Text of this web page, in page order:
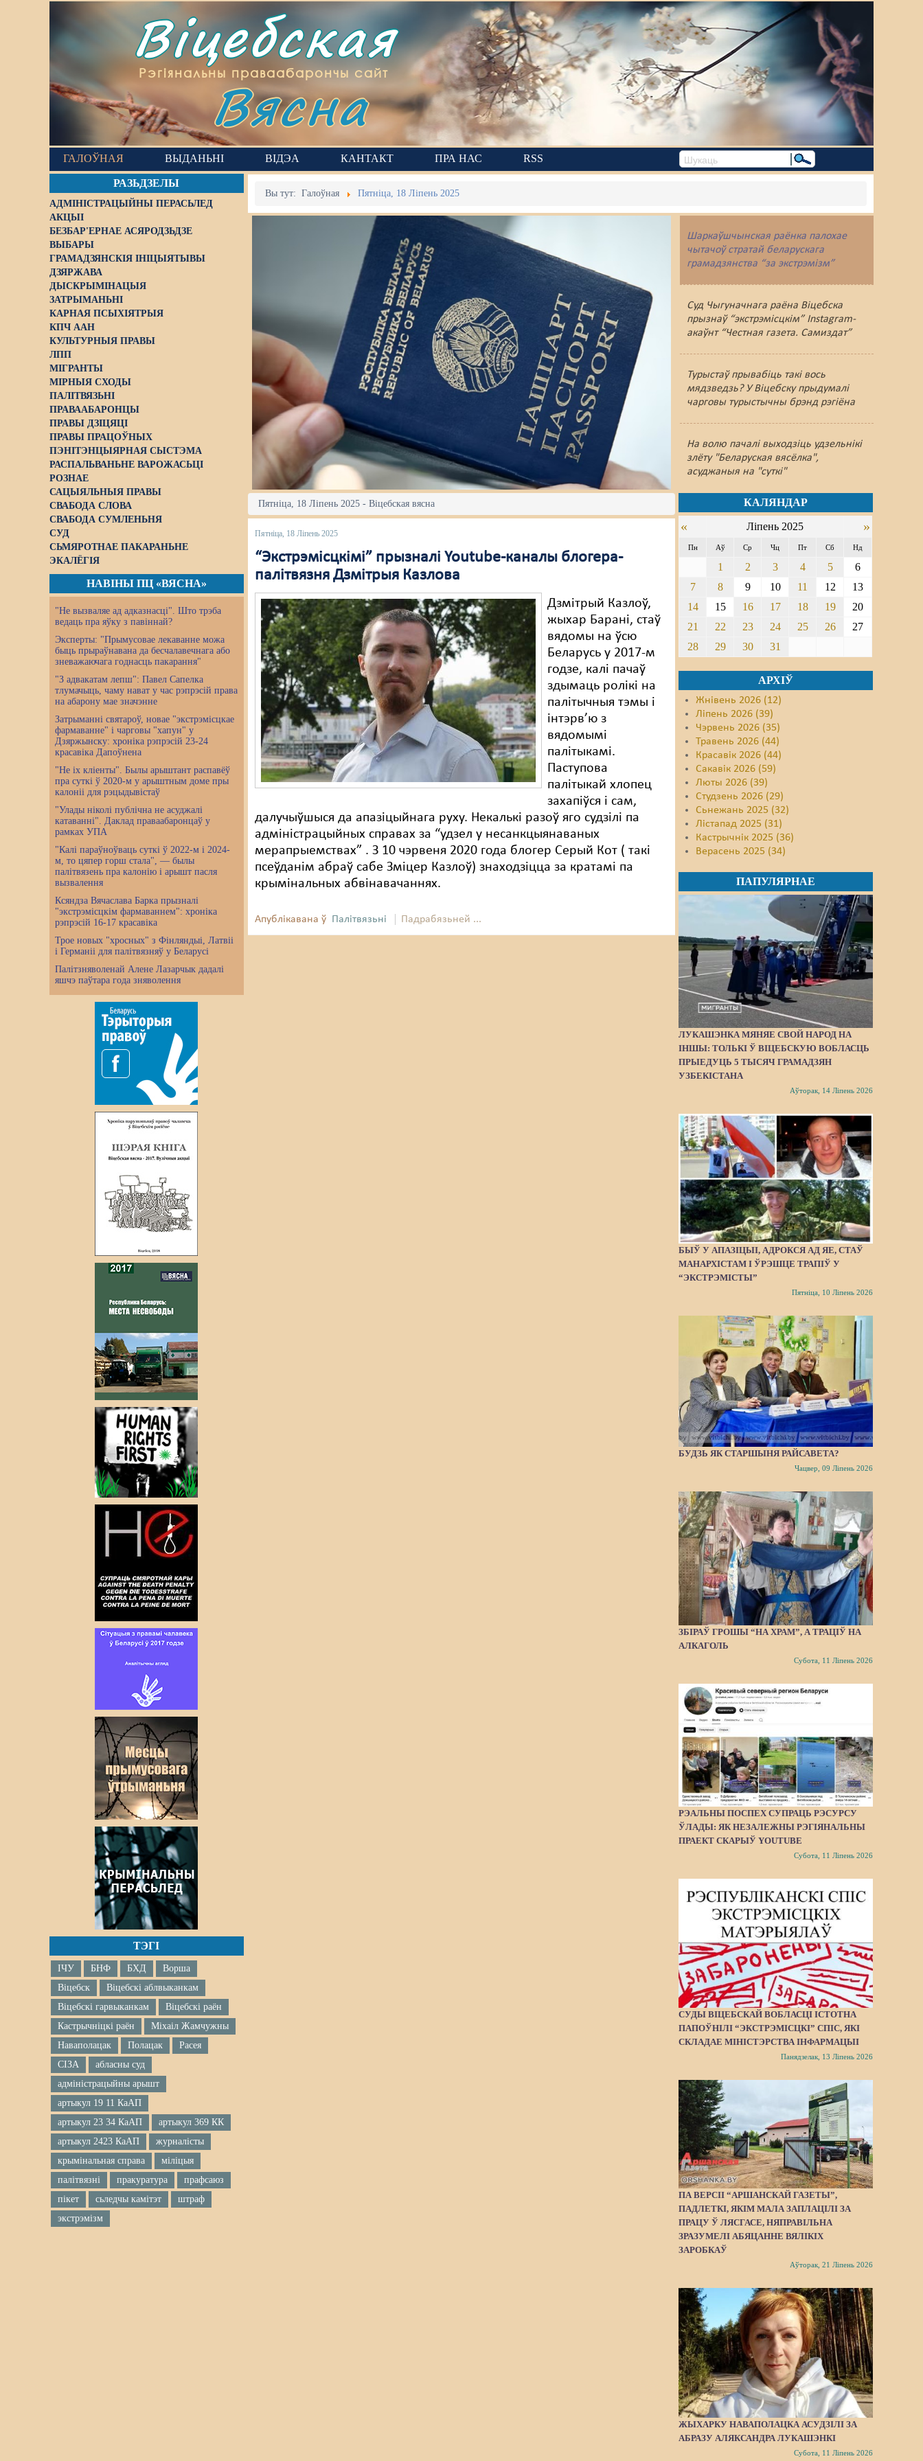
Віцебская
Рэгіянальны праваабарончы сайт
Вясна
ГАЛОЎНАЯ ВЫДАНЬНІ ВІДЭА КАНТАКТ ПРА НАС RSS
РАЗЬДЗЕЛЫ
АДМІНІСТРАЦЫЙНЫ ПЕРАСЬЛЕД
АКЦЫІ
БЕЗБАР'ЕРНАЕ АСЯРОДЗЬДЗЕ
ВЫБАРЫ
ГРАМАДЗЯНСКІЯ ІНІЦЫЯТЫВЫ
ДЗЯРЖАВА
ДЫСКРЫМІНАЦЫЯ
ЗАТРЫМАНЬНІ
КАРНАЯ ПСЫХІЯТРЫЯ
КПЧ ААН
КУЛЬТУРНЫЯ ПРАВЫ
ЛПП
МІГРАНТЫ
МІРНЫЯ СХОДЫ
ПАЛІТВЯЗЬНІ
ПРАВААБАРОНЦЫ
ПРАВЫ ДЗІЦЯЦІ
ПРАВЫ ПРАЦОЎНЫХ
ПЭНІТЭНЦЫЯРНАЯ СЫСТЭМА
РАСПАЛЬВАНЬНЕ ВАРОЖАСЬЦІ
РОЗНАЕ
САЦЫЯЛЬНЫЯ ПРАВЫ
СВАБОДА СЛОВА
СВАБОДА СУМЛЕНЬНЯ
СУД
СЬМЯРОТНАЕ ПАКАРАНЬНЕ
ЭКАЛЁГІЯ
НАВІНЫ ПЦ «ВЯСНА»
"Не вызваляе ад адказнасці". Што трэба
ведаць пра яўку з павіннай?
Эксперты: "Прымусовае лекаванне можа
быць прыраўнавана да бесчалавечнага або
зневажаючага годнасць пакарання"
"З адвакатам лепш": Павел Сапелка
тлумачыць, чаму нават у час рэпрэсій права
на абарону мае значэнне
Затрыманні святароў, новае "экстрэмісцкае
фармаванне" і чарговы "хапун" у
Дзяржынску: хроніка рэпрэсій 23-24
красавіка Дапоўнена
"Не іх кліенты". Былы арыштант распавёў
пра суткі ў 2020-м у арыштным доме пры
калоніі для рэцыдывістаў
"Улады ніколі публічна не асуджалі
катаванні". Даклад праваабаронцаў у
рамках УПА
"Калі параўноўваць суткі ў 2022-м і 2024-
м, то цяпер горш стала", — былы
палітвязень пра калонію і арышт пасля
вызвалення
Ксяндза Вячаслава Барка прызналі
"экстрэмісцкім фармаваннем": хроніка
рэпрэсій 16-17 красавіка
Трое новых "хросных" з Фінляндыі, Латвіі
і Германіі для палітвязняў у Беларусі
Палітзняволенай Алене Лазарчык дадалі
яшчэ паўтара года зняволення
ТЭГІ
ІЧУ БНФ БХД
Ворша
Віцебск
Віцебскі аблвыканкам
Віцебскі гарвыканкам
Віцебскі раён
Кастрычніцкі раён
Міхаіл Жамчужны
Наваполацак
Полацак
Расея
СІЗА
абласны суд
адміністрацыйны арышт
артыкул 19 11 КаАП
артыкул 23 34 КаАП
артыкул 369 КК
артыкул 2423 КаАП
журналісты
крымінальная справа
міліцыя
палітвязні
пракуратура
прафсаюз
пікет
сьледчы камітэт
штраф
экстрэмізм
Вы тут:Галоўная Пятніца, 18 Ліпень 2025
Шаркаўшчынская раёнка палохае
чытачоў стратай беларускага
грамадзянства “за экстрэмізм”
Суд Чыгуначнага раёна Віцебска
прызнаў “экстрэмісцкім” Instagram-
акаўнт “Честная газета. Самиздат”
Турыстаў прывабіць такі вось
мядзведзь? У Віцебску прыдумалі
чарговы турыстычны брэнд рэгіёна
На волю пачалі выходзіць удзельнікі
злёту "Беларуская вясёлка",
асуджаныя на "суткі"
Пятніца, 18 Ліпень 2025 - Віцебская вясна
Пятніца, 18 Ліпень 2025
“Экстрэмісцкімі” прызналі Youtube-каналы блогера-
палітвязня Дзмітрыя Казлова
Дзмітрый Казлоў,
жыхар Барані, стаў
вядомы на ўсю
Беларусь у 2017-м
годзе, калі пачаў
здымаць ролікі на
палітычныя тэмы і
інтэрв’ю з
вядомымі
палітыкамі.
Паступова
палітыкай хлопец
захапіўся і сам,
далучыўшыся да апазіцыйнага руху. Некалькі разоў яго судзілі па
адміністрацыйных справах за “удзел у несанкцыянаваных
мерапрыемствах” . З 10 чэрвеня 2020 года блогер Серый Кот ( такі
псеўданім абраў сабе Зміцер Казлоў) знаходзіцца за кратамі па
крымінальных абвінавачаннях.
Апублікавана ў Палітвязьні Падрабязьней ...
КАЛЯНДАР
« Ліпень 2025 »
Пн Аў Ср Чц Пт Сб Нд
1 2 3 4 5
6
7
8 9 10 11 12
13
14
15 16 17 18 19
20
21
22 23 24 25 26
27
28
29 30 31
АРХІЎ
Жнівень 2026 (12)
Ліпень 2026 (39)
Чэрвень 2026 (35)
Травень 2026 (44)
Красавік 2026 (44)
Сакавік 2026 (59)
Люты 2026 (39)
Студзень 2026 (29)
Сьнежань 2025 (32)
Лістапад 2025 (31)
Кастрычнік 2025 (36)
Верасень 2025 (34)
ПАПУЛЯРНАЕ
ЛУКАШЭНКА МЯНЯЕ СВОЙ НАРОД НА
ІНШЫ: ТОЛЬКІ Ў ВІЦЕБСКУЮ ВОБЛАСЦЬ
ПРЫЕДУЦЬ 5 ТЫСЯЧ ГРАМАДЗЯН
УЗБЕКІСТАНА
Аўторак, 14 Ліпень 2026
БЫЎ У АПАЗІЦЫІ, АДРОКСЯ АД ЯЕ, СТАЎ
МАНАРХІСТАМ І ЎРЭШЦЕ ТРАПІЎ У
“ЭКСТРЭМІСТЫ”
Пятніца, 10 Ліпень 2026
БУДЗЬ ЯК СТАРШЫНЯ РАЙСАВЕТА?
Чацвер, 09 Ліпень 2026
ЗБІРАЎ ГРОШЫ “НА ХРАМ”, А ТРАЦІЎ НА
АЛКАГОЛЬ
Субота, 11 Ліпень 2026
РЭАЛЬНЫ ПОСПЕХ СУПРАЦЬ РЭСУРСУ
ЎЛАДЫ: ЯК НЕЗАЛЕЖНЫ РЭГІЯНАЛЬНЫ
ПРАЕКТ СКАРЫЎ YOUTUBE
Субота, 11 Ліпень 2026
СУДЫ ВІЦЕБСКАЙ ВОБЛАСЦІ ІСТОТНА
ПАПОЎНІЛІ “ЭКСТРЭМІСЦКІ” СПІС, ЯКІ
СКЛАДАЕ МІНІСТЭРСТВА ІНФАРМАЦЫІ
Панядзелак, 13 Ліпень 2026
ПА ВЕРСІІ “АРШАНСКАЙ ГАЗЕТЫ”,
ПАДЛЕТКІ, ЯКІМ МАЛА ЗАПЛАЦІЛІ ЗА
ПРАЦУ Ў ЛЯСГАСЕ, НЯПРАВІЛЬНА
ЗРАЗУМЕЛІ АБЯЦАННЕ ВЯЛІКІХ
ЗАРОБКАЎ
Аўторак, 21 Ліпень 2026
ЖЫХАРКУ НАВАПОЛАЦКА АСУДЗІЛІ ЗА
АБРАЗУ АЛЯКСАНДРА ЛУКАШЭНКІ
Субота, 11 Ліпень 2026